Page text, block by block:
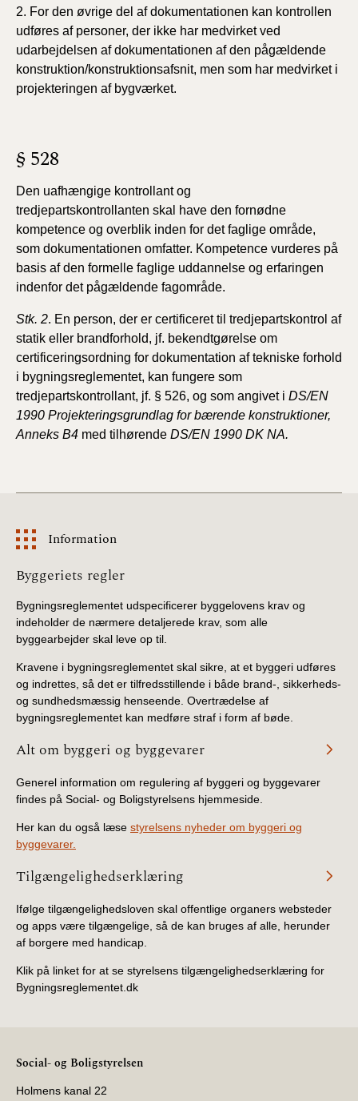
2. For den øvrige del af dokumentationen kan kontrollen
udføres af personer, der ikke har medvirket ved
udarbejdelsen af dokumentationen af den pågældende
konstruktion/konstruktionsafsnit, men som har medvirket i
projekteringen af bygværket.
§ 528
Den uafhængige kontrollant og
tredjepartskontrollanten skal have den fornødne
kompetence og overblik inden for det faglige område,
som dokumentationen omfatter. Kompetence vurderes på
basis af den formelle faglige uddannelse og erfaringen
indenfor det pågældende fagområde.
Stk. 2. En person, der er certificeret til tredjepartskontrol af
statik eller brandforhold, jf. bekendtgørelse om
certificeringsordning for dokumentation af tekniske forhold
i bygningsreglementet, kan fungere som
tredjepartskontrollant, jf. § 526, og som angivet i DS/EN
1990 Projekteringsgrundlag for bærende konstruktioner,
Anneks B4 med tilhørende DS/EN 1990 DK NA.
Information
Information
Byggeriets regler
Bygningsreglementet udspecificerer byggelovens krav og
indeholder de nærmere detaljerede krav, som alle
byggearbejder skal leve op til.
Kravene i bygningsreglementet skal sikre, at et byggeri udføres
og indrettes, så det er tilfredsstillende i både brand-, sikkerheds-
og sundhedsmæssig henseende. Overtrædelse af
bygningsreglementet kan medføre straf i form af bøde.
Alt om byggeri og byggevarer
Generel information om regulering af byggeri og byggevarer
findes på Social- og Boligstyrelsens hjemmeside.
Her kan du også læse styrelsens nyheder om byggeri og
byggevarer.
Tilgængelighedserklæring
Ifølge tilgængelighedsloven skal offentlige organers websteder
og apps være tilgængelige, så de kan bruges af alle, herunder
af borgere med handicap.
Klik på linket for at se styrelsens tilgængelighedserklæring for
Bygningsreglementet.dk
Social- og Boligstyrelsen
Holmens kanal 22